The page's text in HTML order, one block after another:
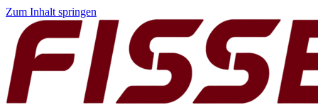
Zum Inhalt springen